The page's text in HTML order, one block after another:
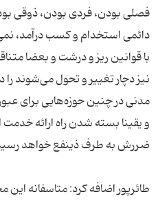
فصلی بودن، فردی بودن، ذوقی
دائمی استخدام و کسب درآمد،
با قوانین ریز و درشت و بعضا
نیز دچار تغییر و تحول می‌شوند
مدنی در چنین حوزه‌هایی برای
و یقینا بسته شدن راه ارائه
طائرپور اضافه کرد: متاسفانه